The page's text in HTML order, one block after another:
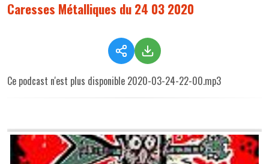
Caresses Métalliques du 24 03 2020
Ce podcast n'est plus disponible 2020-03-24-22-00.mp3